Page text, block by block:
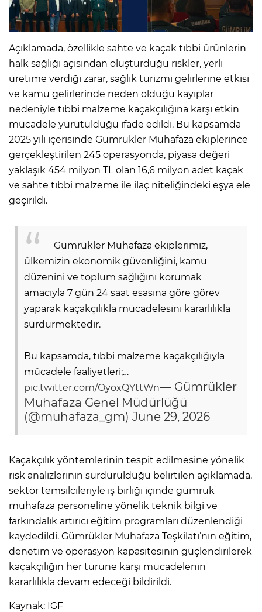
Açıklamada, özellikle sahte ve kaçak tıbbi ürünlerin
halk sağlığı açısından oluşturduğu riskler, yerli
üretime verdiği zarar, sağlık turizmi gelirlerine etkisi
ve kamu gelirlerinde neden olduğu kayıplar
nedeniyle tıbbi malzeme kaçakçılığına karşı etkin
mücadele yürütüldüğü ifade edildi. Bu kapsamda
2025 yılı içerisinde Gümrükler Muhafaza ekiplerince
gerçekleştirilen 245 operasyonda, piyasa değeri
yaklaşık 454 milyon TL olan 16,6 milyon adet kaçak
ve sahte tıbbi malzeme ile ilaç niteliğindeki eşya ele
geçirildi.
Gümrükler Muhafaza ekiplerimiz,
ülkemizin ekonomik güvenliğini, kamu
düzenini ve toplum sağlığını korumak
amacıyla 7 gün 24 saat esasına göre görev
yaparak kaçakçılıkla mücadelesini kararlılıkla
sürdürmektedir.
Bu kapsamda, tıbbi malzeme kaçakçılığıyla
mücadele faaliyetleri;…
pic.twitter.com/OyoxQYttWn— Gümrükler
Muhafaza Genel Müdürlüğü
(@muhafaza_gm) June 29, 2026
Kaçakçılık yöntemlerinin tespit edilmesine yönelik
risk analizlerinin sürdürüldüğü belirtilen açıklamada,
sektör temsilcileriyle iş birliği içinde gümrük
muhafaza personeline yönelik teknik bilgi ve
farkındalık artırıcı eğitim programları düzenlendiği
kaydedildi. Gümrükler Muhafaza Teşkilatı’nın eğitim,
denetim ve operasyon kapasitesinin güçlendirilerek
kaçakçılığın her türüne karşı mücadelenin
kararlılıkla devam edeceği bildirildi.
Kaynak: IGF